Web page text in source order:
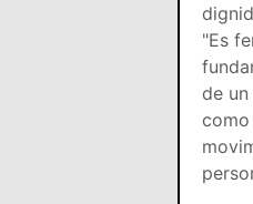
"Es
de
como